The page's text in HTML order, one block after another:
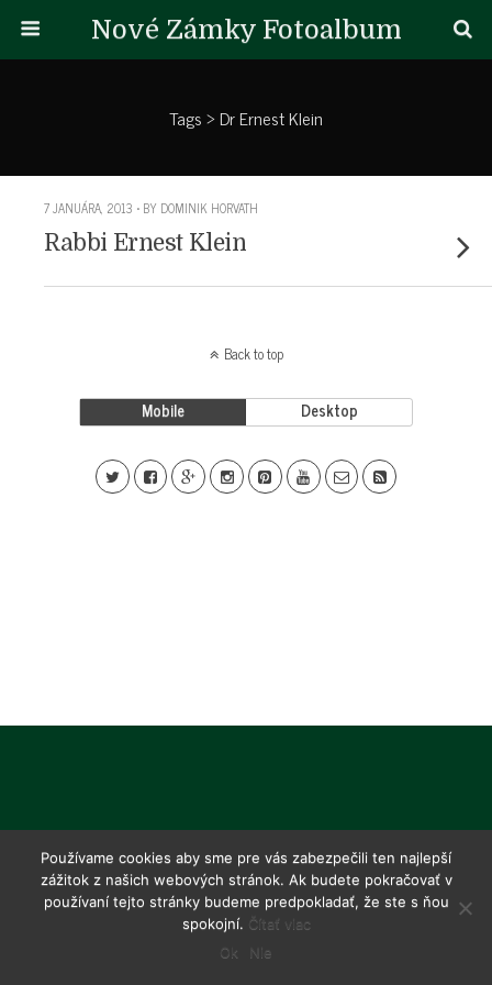
Nové Zámky Fotoalbum
Tags › Dr Ernest Klein
7 JANUÁRA, 2013 • BY DOMINIK HORVATH
Rabbi Ernest Klein
Back to top
Mobile Desktop
Používame cookies aby sme pre vás zabezpečili ten najlepší
zážitok z našich webových stránok. Ak budete pokračovať v
používaní tejto stránky budeme predpokladať, že ste s ňou
spokojní. Čítať viac
Ok
Nie